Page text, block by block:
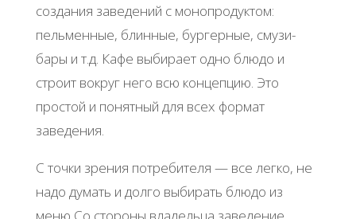
создания заведений с монопродуктом:
пельменные, блинные, бургерные, смузи-
бары и т.д. Кафе выбирает одно блюдо и
строит вокруг него всю концепцию. Это
простой и понятный для всех формат
заведения.
С точки зрения потребителя — все легко, не
надо думать и долго выбирать блюдо из